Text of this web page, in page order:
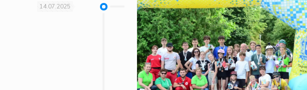
14.07.2025